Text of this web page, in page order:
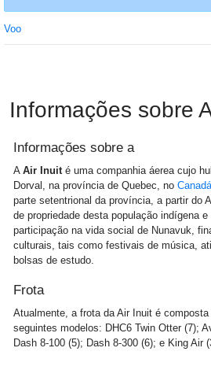
Voo
Informações sobre
Informações sobre a
A Air Inuité uma companhia áerea cujo
Dorval, na província de Quebec, no Canadá
parte setentrional da província, a partir do
de propriedade desta população indígena
participação na vida social de Nunavuk,
culturais, tais como festivais de música,
bolsas de estudo.
Frota
Atualmente, a frota da Air Inuit é
seguintes modelos: DHC6 Twin Otter (7);
Dash 8-100 (5); Dash 8-300 (6); e King Air